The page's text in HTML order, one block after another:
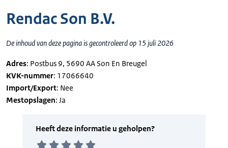
Rendac Son B.V.
De inhoud van deze pagina is gecontroleerd op 15 juli 2026
Adres: Postbus 9, 5690 AA Son En Breugel
KVK-nummer: 17066640
Import/Export: Nee
Mestopslagen: Ja